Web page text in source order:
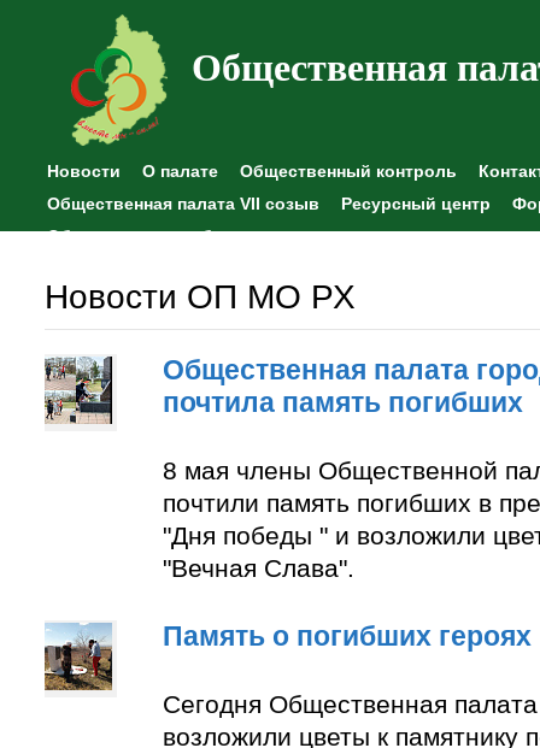
Общественная
Новости О палате Общественный контроль
Общественная палата VII созыв
Ресурсный центр
Общественные наблюдения
Новости ОП МО РХ
Общественная палата
почтила память погибших
8 мая члены Общественной
почтили память погибших в
"Дня победы " и возложили
"Вечная Слава".
Память о погибших героях
Сегодня Общественная
возложили цветы к памятнику